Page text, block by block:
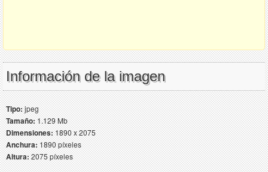
Información de la imagen
Tipo:jpeg
Tamaño:1.129 Mb
Dimensiones:1890 x 2075
Anchura:1890 píxeles
Altura:2075 píxeles